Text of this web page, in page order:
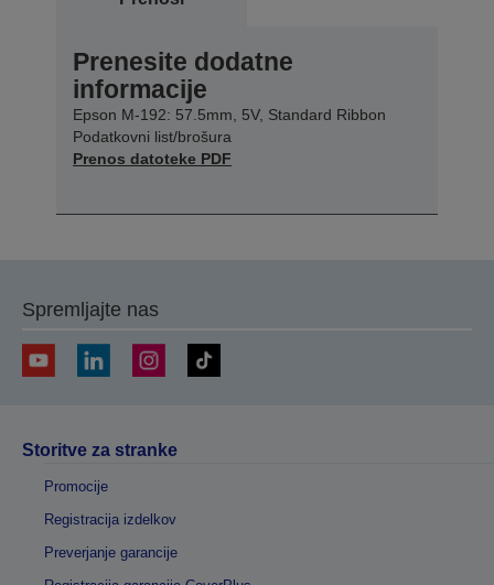
Prenesite dodatne
informacije
Epson M-192: 57.5mm, 5V, Standard Ribbon
Podatkovni list/brošura
Prenos datoteke PDF
Spremljajte nas
Storitve za stranke
Promocije
Registracija izdelkov
Preverjanje garancije